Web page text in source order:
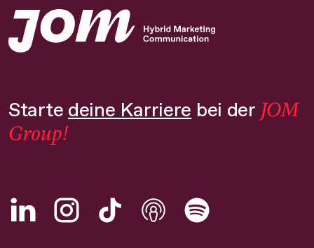
Starte deine Karriere bei der JOM
Group!